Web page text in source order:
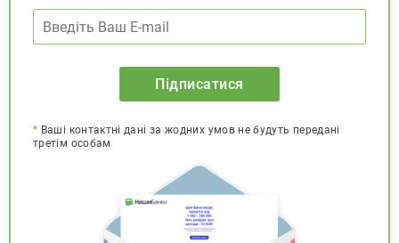
Підписатися
* Ваші контактні дані за жодних умов не будуть передані
третім особам